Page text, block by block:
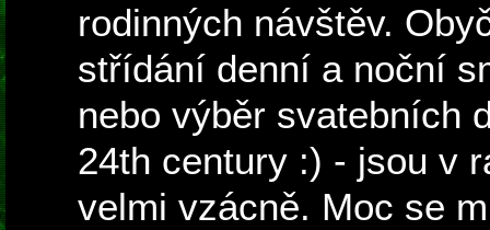
rodinných návštěv.
střídání denní a noční
nebo výběr svatebních
24th century :) - jsou v
velmi vzácně. Moc se